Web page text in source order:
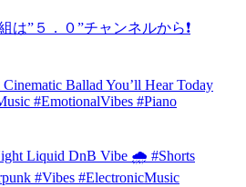
は”５．０”チャンネルから❗️
Ballad You’ll Hear Today
#EmotionalVibes #Piano
Liquid DnB Vibe 🌧️ #Shorts
#Vibes #ElectronicMusic